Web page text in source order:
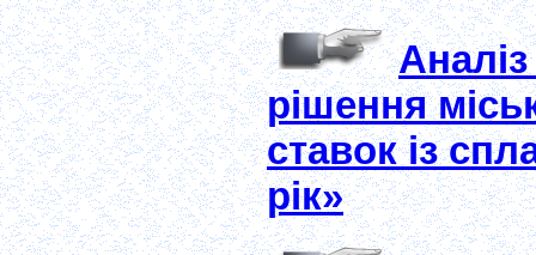
рішення
ставок із
рік»